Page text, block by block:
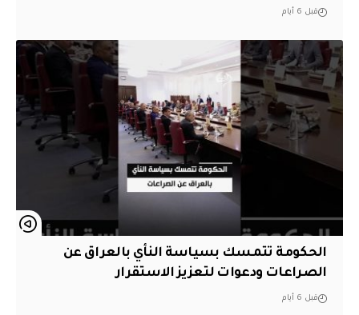
قبل 6 أيام
الحكومة تتمسك بسياسة النأي بالعراق عن
الصراعات ودعوات لتعزيز الاستقرار
قبل 6 أيام